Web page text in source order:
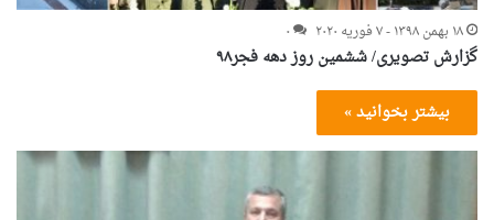
۱۸ بهمن ۱۳۹۸ - ۷ فوریه ۲۰۲۰
۰
گزارش تصویری/ ششمین روز دهه فجر۹۸
بیشتر بخوانید »